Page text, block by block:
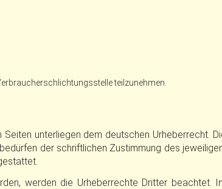
teilzunehmen.
unterliegen dem deutschen Urheberrecht.
der schriftlichen Zustimmung des
werden die Urheberrechte Dritter beachtet.